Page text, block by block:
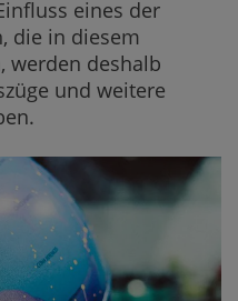
eines der
die in diesem
werden deshalb
und weitere